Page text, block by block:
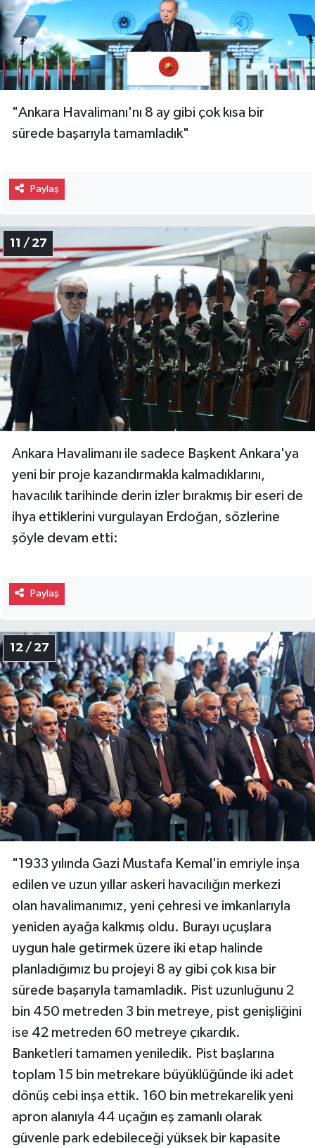
"Ankara Havalimanı'nı 8 ay gibi çok kısa bir
sürede başarıyla tamamladık"
Paylaş
11 / 27
Ankara Havalimanı ile sadece Başkent Ankara'ya
yeni bir proje kazandırmakla kalmadıklarını,
havacılık tarihinde derin izler bırakmış bir eseri de
ihya ettiklerini vurgulayan Erdoğan, sözlerine
şöyle devam etti:
Paylaş
12 / 27
"1933 yılında Gazi Mustafa Kemal'in emriyle inşa
edilen ve uzun yıllar askeri havacılığın merkezi
olan havalimanımız, yeni çehresi ve imkanlarıyla
yeniden ayağa kalkmış oldu. Burayı uçuşlara
uygun hale getirmek üzere iki etap halinde
planladığımız bu projeyi 8 ay gibi çok kısa bir
sürede başarıyla tamamladık. Pist uzunluğunu 2
bin 450 metreden 3 bin metreye, pist genişliğini
ise 42 metreden 60 metreye çıkardık.
Banketleri tamamen yeniledik. Pist başlarına
toplam 15 bin metrekare büyüklüğünde iki adet
dönüş cebi inşa ettik. 160 bin metrekarelik yeni
apron alanıyla 44 uçağın eş zamanlı olarak
güvenle park edebileceği yüksek bir kapasite